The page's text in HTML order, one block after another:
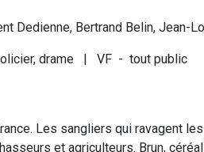
Dedienne, Bertrand Belin, Jean-
drame | VF - tout public
Les sangliers qui ravagent
et agriculteurs. Brun,